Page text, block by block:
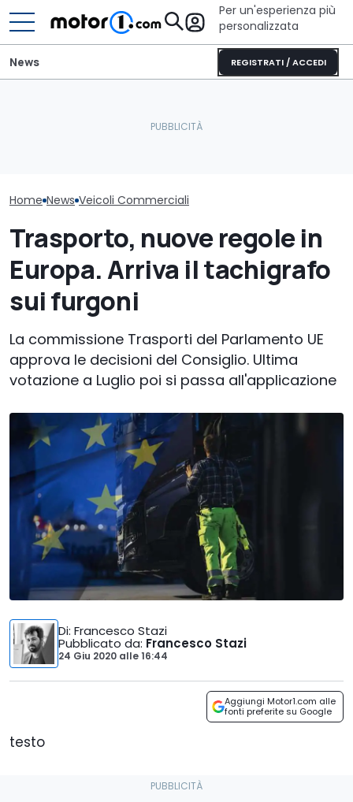
Per un'esperienza più
personalizzata
REGISTRATI / ACCEDI
News
Home News Veicoli Commerciali
Trasporto, nuove regole in
Europa. Arriva il tachigrafo
sui furgoni
La commissione Trasporti del Parlamento UE
approva le decisioni del Consiglio. Ultima
votazione a Luglio poi si passa all'applicazione
Di: Francesco Stazi
Pubblicato da: Francesco Stazi
24 Giu 2020 alle16:44
Aggiungi Motor1.com alle
fonti preferite su Google
testo